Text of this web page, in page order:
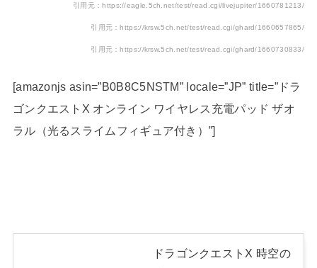
引用元：https://eagle.5ch.net/test/read.cgi/livejupiter/1660781213/
引用元：https://krsw.5ch.net/test/read.cgi/ghard/1660657865/
引用元：https://krsw.5ch.net/test/read.cgi/ghard/1660730833/
[amazonjs asin=”B0B8C5NSTM” locale=”JP” title=”ドラ
ゴンクエストX オンライン ワイヤレス充電パッド ザオ
ラル（光るスライムフィギュア付き）”]
ドラゴンクエストX 時空の